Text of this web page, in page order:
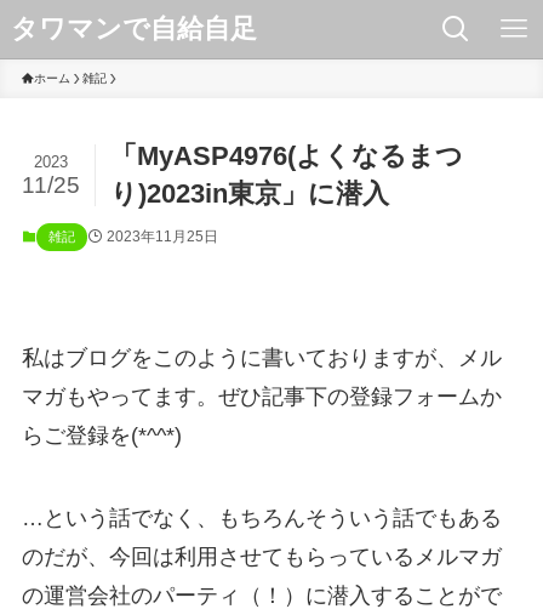
タワマンで自給自足
ホーム 雑記
「MyASP4976(よくなるまつ
り)2023in東京」に潜入
2023
11/25
雑記 2023年11月25日
私はブログをこのように書いておりますが、メル
マガもやってます。ぜひ記事下の登録フォームか
らご登録を(*^^*)
…という話でなく、もちろんそういう話でもある
のだが、今回は利用させてもらっているメルマガ
の運営会社のパーティ（！）に潜入することがで